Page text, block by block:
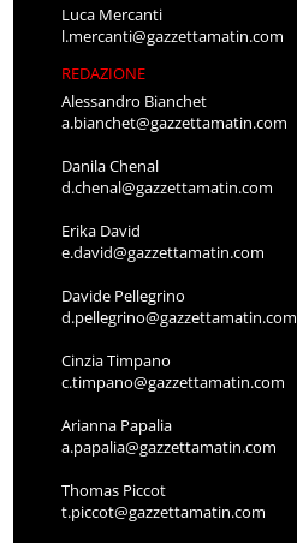
Luca Mercanti
l.mercanti@gazzettamatin.com
REDAZIONE
Alessandro Bianchet
a.bianchet@gazzettamatin.com
Danila Chenal
d.chenal@gazzettamatin.com
Erika David
e.david@gazzettamatin.com
Davide Pellegrino
d.pellegrino@gazzettamatin.com
Cinzia Timpano
c.timpano@gazzettamatin.com
Arianna Papalia
a.papalia@gazzettamatin.com
Thomas Piccot
t.piccot@gazzettamatin.com